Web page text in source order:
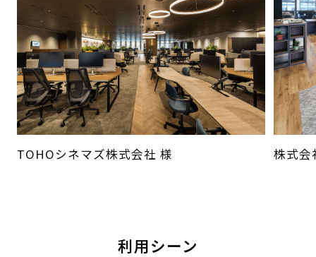
TOHOシネマズ株式会社 様 株式会
利用シーン